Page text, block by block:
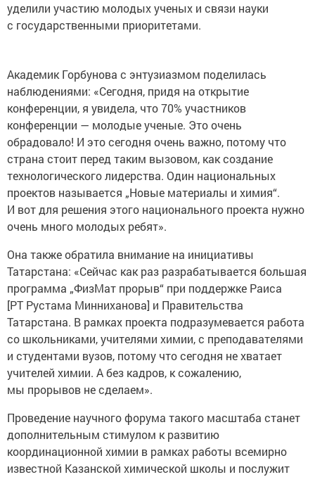
уделили участию молодых ученых и связи науки
с государственными приоритетами.
Академик Горбунова с энтузиазмом поделилась
наблюдениями: «Сегодня, придя на открытие
конференции, я увидела, что 70% участников
конференции — молодые ученые. Это очень
обрадовало! И это сегодня очень важно, потому что
страна стоит перед таким вызовом, как создание
технологического лидерства. Один национальных
проектов называется „Новые материалы и химия“.
И вот для решения этого национального проекта нужно
очень много молодых ребят».
Она также обратила внимание на инициативы
Татарстана: «Сейчас как раз разрабатывается большая
программа „ФизМат прорыв“ при поддержке Раиса
[РТ Рустама Минниханова] и Правительства
Татарстана. В рамках проекта подразумевается работа
со школьниками, учителями химии, с преподавателями
и студентами вузов, потому что сегодня не хватает
учителей химии. А без кадров, к сожалению,
мы прорывов не сделаем».
Проведение научного форума такого масштаба станет
дополнительным стимулом к развитию
координационной химии в рамках работы всемирно
известной Казанской химической школы и послужит